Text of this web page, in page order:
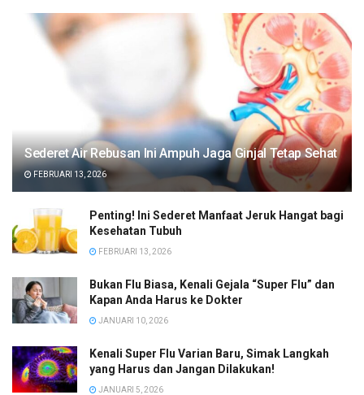
Sederet Air Rebusan Ini Ampuh Jaga Ginjal Tetap Sehat
FEBRUARI 13, 2026
Penting! Ini Sederet Manfaat Jeruk Hangat bagi
Kesehatan Tubuh
FEBRUARI 13, 2026
Bukan Flu Biasa, Kenali Gejala “Super Flu” dan
Kapan Anda Harus ke Dokter
JANUARI 10, 2026
Kenali Super Flu Varian Baru, Simak Langkah
yang Harus dan Jangan Dilakukan!
JANUARI 5, 2026